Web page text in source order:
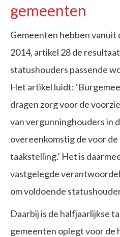
gemeenten
Gemeenten hebben
2014, artikel 28 de
statushouders passende
Het artikel luidt:
dragen zorg voor de
van vergunninghouders in
overeenkomstig de voor
taakstelling.’ Het is
vastgelegde
om voldoende
Daarbij is de halfjaarlijkse
gemeenten oplegt voor de